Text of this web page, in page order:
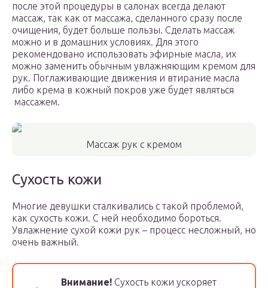
после этой процедуры в салонах всегда делают
массаж, так как от массажа, сделанного сразу после
очищения, будет больше пользы. Сделать массаж
можно и в домашних условиях. Для этого
рекомендовано использовать эфирные масла, их
можно заменить обычным увлажняющим кремом для
рук. Поглаживающие движения и втирание масла
либо крема в кожный покров уже будет являться
массажем.
Массаж рук с кремом
Сухость кожи
Многие девушки сталкивались с такой проблемой,
как сухость кожи. С ней необходимо бороться.
Увлажнение сухой кожи рук – процесс несложный, но
очень важный.
Внимание! Сухость кожи ускоряет